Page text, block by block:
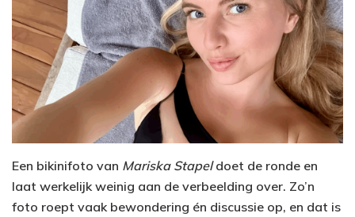
Een bikinifoto van Mariska Stapeldoet de ronde en
laat werkelijk weinig aan de verbeelding over. Zo’n
foto roept vaak bewondering én discussie op, en dat is